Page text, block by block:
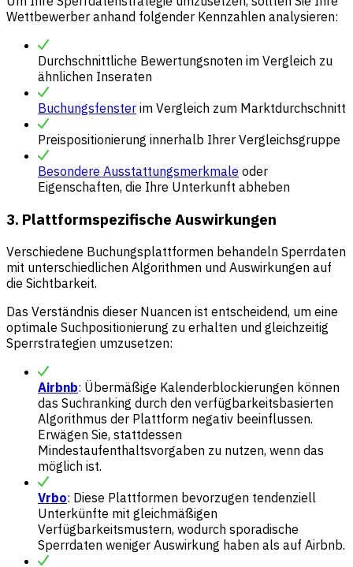
Wettbewerber anhand folgender Kennzahlen analysieren:
Durchschnittliche Bewertungsnoten im Vergleich zu
ähnlichen Inseraten
Buchungsfenster im Vergleich zum Marktdurchschnitt
Preispositionierung innerhalb Ihrer Vergleichsgruppe
Besondere Ausstattungsmerkmale oder
Eigenschaften, die Ihre Unterkunft abheben
3. Plattformspezifische Auswirkungen
Verschiedene Buchungsplattformen behandeln Sperrdaten
mit unterschiedlichen Algorithmen und Auswirkungen auf
die Sichtbarkeit.
Das Verständnis dieser Nuancen ist entscheidend, um eine
optimale Suchpositionierung zu erhalten und gleichzeitig
Sperrstrategien umzusetzen:
Airbnb: Übermäßige Kalenderblockierungen können
das Suchranking durch den verfügbarkeitsbasierten
Algorithmus der Plattform negativ beeinflussen.
Erwägen Sie, stattdessen
Mindestaufenthaltsvorgaben zu nutzen, wenn das
möglich ist.
Vrbo: Diese Plattformen bevorzugen tendenziell
Unterkünfte mit gleichmäßigen
Verfügbarkeitsmustern, wodurch sporadische
Sperrdaten weniger Auswirkung haben als auf Airbnb.